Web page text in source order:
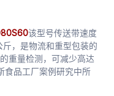
该型号传送带速度
，是物流和重型包装的
重量检测，可减少高达
食品工厂案例研究中所